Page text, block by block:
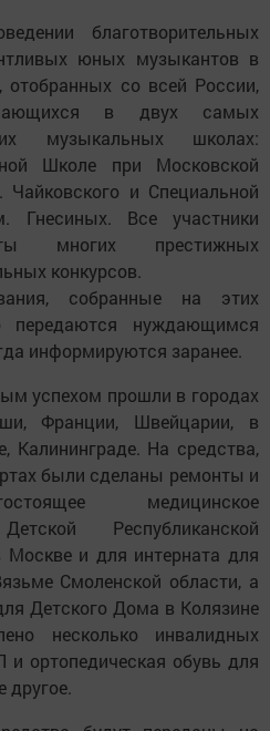
благотворительных
юных музыкантов в
отобранных со всей России,
в двух самых
музыкальных школах:
Школе при Московской
и Специальной
Гнесиных. Все участники
многих престижных
конкурсов.
собранные на этих
передаются нуждающимся
информируются заранее.
успехом прошли в городах
Франции, Швейцарии, в
Калининграде. На средства,
были сделаны ремонты и
медицинское
Республиканской
Москве и для интерната для
Смоленской области, а
Детского Дома в Колязине
несколько инвалидных
ортопедическая обувь для
другое.